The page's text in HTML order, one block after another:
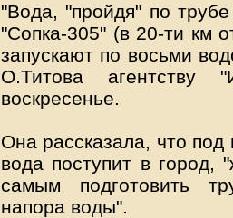
"Вода, "пройдя" по
"Сопка-305" (в 20-ти км
запускают по восьми
О.Титова агентству
воскресенье.
Она рассказала, что
вода поступит в город,
самым подготовить
напора воды".